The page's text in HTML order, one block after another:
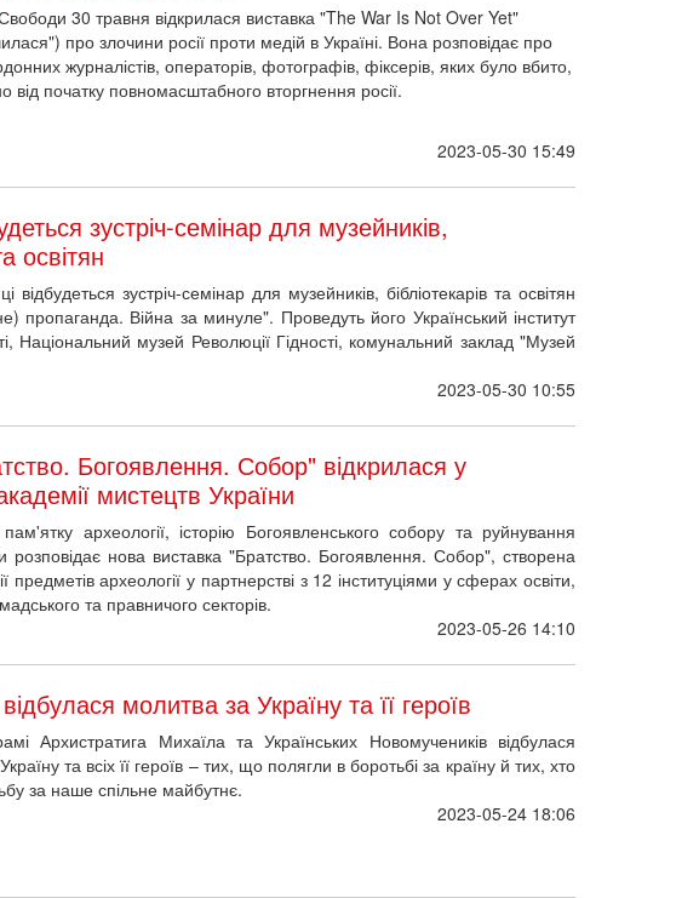
30 травня відкрилася виставка "The War Is Not Over Yet"
про злочини росії проти медій в Україні. Вона розповідає про
журналістів, операторів, фотографів, фіксерів, яких було вбито,
від початку повномасштабного вторгнення росії.
2023-05-30 15:49
зустріч-семінар для музейників,
освітян
відбудеться зустріч-семінар для музейників, бібліотекарів та освітян
пропаганда. Війна за минуле". Проведуть його Український інститут
Національний музей Революції Гідності, комунальний заклад "Музей
2023-05-30 10:55
Богоявлення. Собор" відкрилася у
мистецтв України
археології, історію Богоявленського собору та руйнування
розповідає нова виставка "Братство. Богоявлення. Собор", створена
предметів археології у партнерстві з 12 інституціями у сферах освіти,
та правничого секторів.
2023-05-26 14:10
молитва за Україну та її героїв
Архистратига Михаїла та Українських Новомучеників відбулася
та всіх її героїв – тих, що полягли в боротьбі за країну й тих, хто
за наше спільне майбутнє.
2023-05-24 18:06